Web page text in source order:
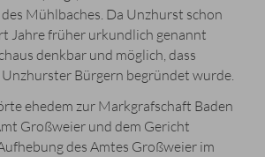
Mühlbaches. Da Unzhurst schon
Jahre früher urkundlich genannt
denkbar und möglich, dass
Bürgern begründet wurde.
ehedem zur Markgrafschaft Baden
Großweier und dem Gericht
des Amtes Großweier im